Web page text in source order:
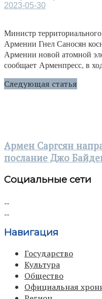
2023-05-30
Министр
Армении Гнел Саносян
Армении новой атомной
сообщает Арменпресс, в
Следующая статья
Армен Саргсян
послание Джо
Социальные сети
Навигация
Государство
Культура
Общество
Официальная